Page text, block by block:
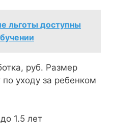
льготы доступны
руб. Размер
уходу за ребенком
1.5 лет